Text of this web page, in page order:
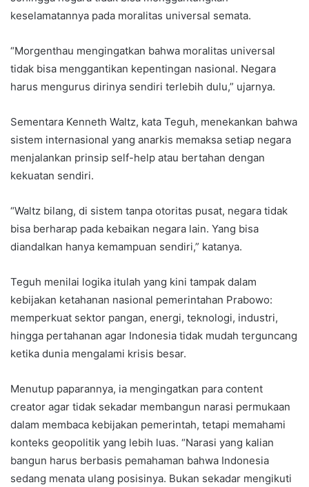
keselamatannya pada moralitas universal semata.
“Morgenthau mengingatkan bahwa moralitas universal
tidak bisa menggantikan kepentingan nasional. Negara
harus mengurus dirinya sendiri terlebih dulu,” ujarnya.
Sementara Kenneth Waltz, kata Teguh, menekankan bahwa
sistem internasional yang anarkis memaksa setiap negara
menjalankan prinsip self-help atau bertahan dengan
kekuatan sendiri.
“Waltz bilang, di sistem tanpa otoritas pusat, negara tidak
bisa berharap pada kebaikan negara lain. Yang bisa
diandalkan hanya kemampuan sendiri,” katanya.
Teguh menilai logika itulah yang kini tampak dalam
kebijakan ketahanan nasional pemerintahan Prabowo:
memperkuat sektor pangan, energi, teknologi, industri,
hingga pertahanan agar Indonesia tidak mudah terguncang
ketika dunia mengalami krisis besar.
Menutup paparannya, ia mengingatkan para content
creator agar tidak sekadar membangun narasi permukaan
dalam membaca kebijakan pemerintah, tetapi memahami
konteks geopolitik yang lebih luas. “Narasi yang kalian
bangun harus berbasis pemahaman bahwa Indonesia
sedang menata ulang posisinya. Bukan sekadar mengikuti